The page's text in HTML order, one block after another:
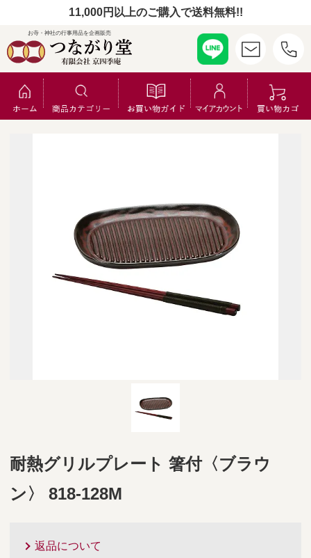
11,000円以上のご購入で送料無料!!
お寺・神社の行事用品を企画販売
耐熱グリルプレート 箸付〈ブラウ
ン〉 818-128M
返品について